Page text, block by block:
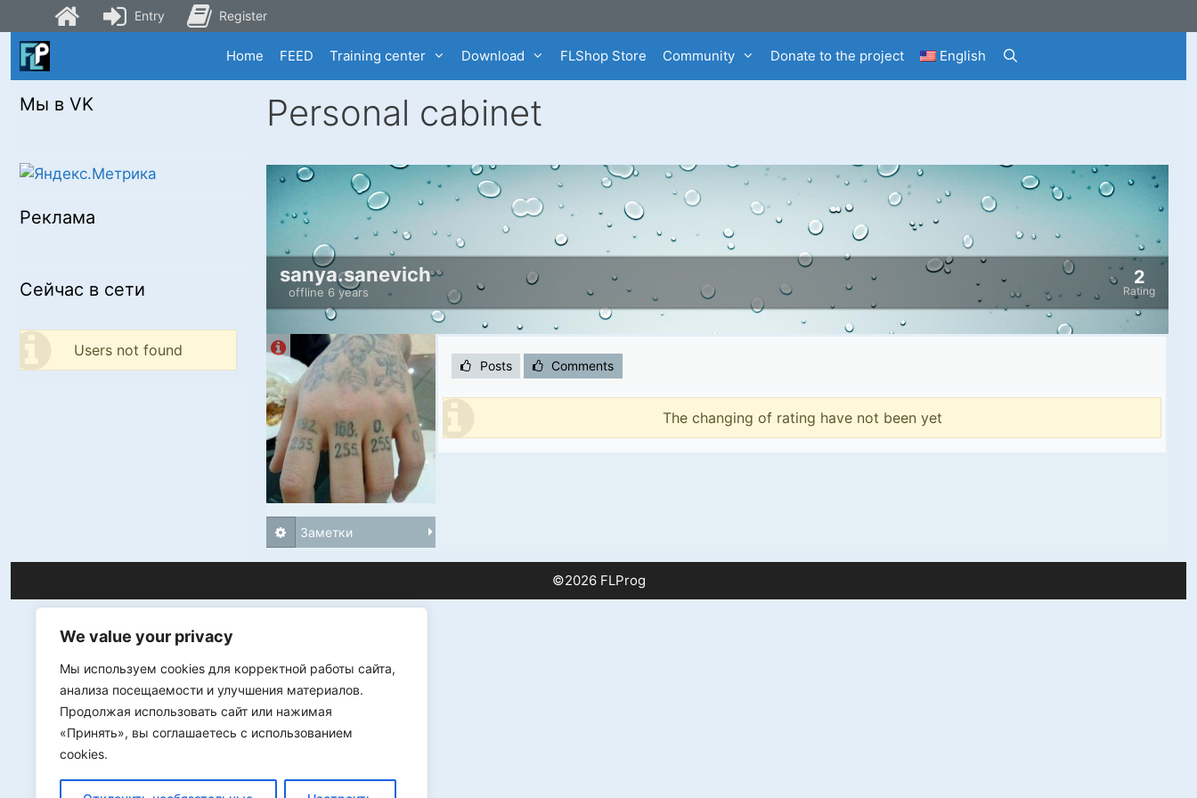
We value your privacy
Мы используем cookies для корректной работы сайта,
анализа посещаемости и улучшения материалов.
Продолжая использовать сайт или нажимая
«Принять», вы соглашаетесь с использованием
cookies.
Skip
Home FEED Training center Download FLShop Store Community Donate to the project English
Personal cabinet
sanya.sanevich
offline 6 years Rating
2
Заметки
Posts Comments
The changing of rating have not been yet
Мы в VK
Реклама
Сейчас в сети
Users not found
©2026 FLProg
Entry Register